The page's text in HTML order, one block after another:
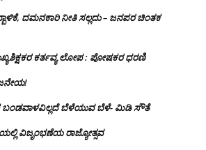
ದಮನಕಾರಿ ನೀತಿ ಸಲ್ಲದು – ಜನಪರ ಚಿಂತಕ
ಕರ್ತವ್ಯ ಲೋಪ : ಪೋಷಕರ ಧರಣಿ
ಬಂಡವಾಳವಿಲ್ಲದೆ ಬೆಳೆಯುವ ಬೆಳೆ- ಮಿಡಿ ಸೌತೆ
ವಿಜೃಂಭಣೆಯ ರಾಜ್ಯೋತ್ಸವ